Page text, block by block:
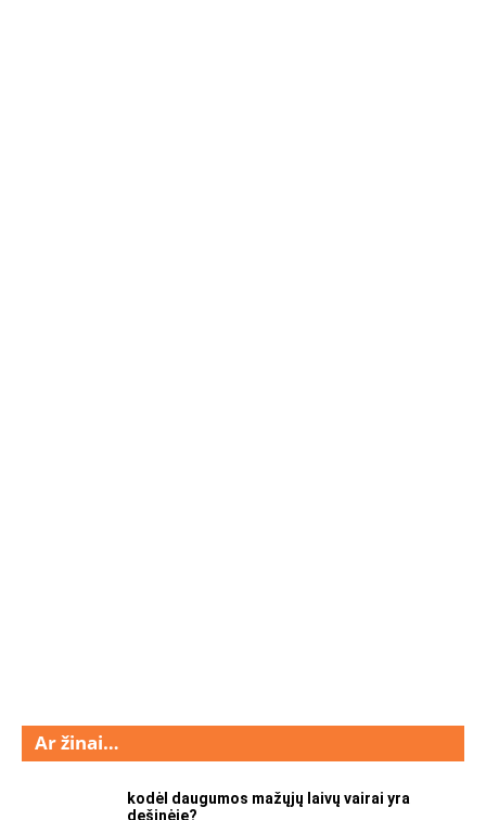
Ar žinai…
kodėl daugumos mažųjų laivų vairai yra
dešinėje?